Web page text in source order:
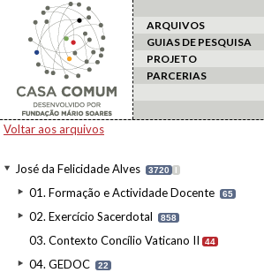
ARQUIVOS
GUIAS DE PESQUISA
PROJETO
PARCERIAS
Voltar aos arquivos
José da Felicidade Alves 3720 I
01. Formação e Actividade Docente 65
02. Exercício Sacerdotal 858
03. Contexto Concílio Vaticano II 44
04. GEDOC 22